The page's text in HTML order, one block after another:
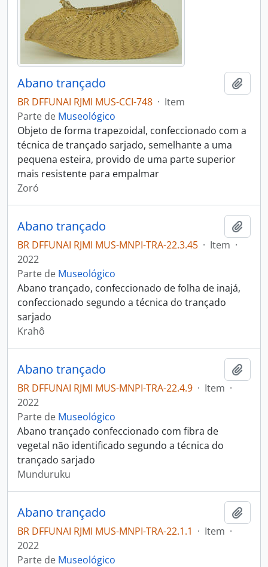
Abano trançado
BR DFFUNAI RJMI MUS-CCI-748 · Item
Parte de Museológico
Objeto de forma trapezoidal, confeccionado com a
técnica de trançado sarjado, semelhante a uma
pequena esteira, provido de uma parte superior
mais resistente para empalmar
Zoró
Abano trançado
BR DFFUNAI RJMI MUS-MNPI-TRA-22.3.45 · Item ·
2022
Parte de Museológico
Abano trançado, confeccionado de folha de inajá,
confeccionado segundo a técnica do trançado
sarjado
Krahô
Abano trançado
BR DFFUNAI RJMI MUS-MNPI-TRA-22.4.9 · Item ·
2022
Parte de Museológico
Abano trançado confeccionado com fibra de
vegetal não identificado segundo a técnica do
trançado sarjado
Munduruku
Abano trançado
BR DFFUNAI RJMI MUS-MNPI-TRA-22.1.1 · Item ·
2022
Parte de Museológico